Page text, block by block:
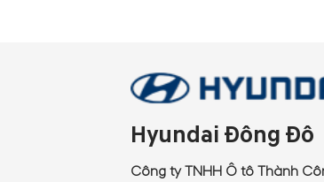
Hyundai Đông Đô
Công ty TNHH Ô tô Thành